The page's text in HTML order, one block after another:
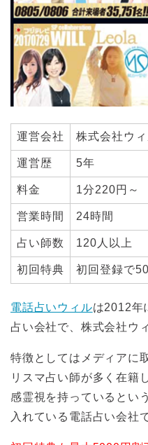
運営会社 株式会社ウ
運営歴 5年
料金 1分220円～
営業時間 24時間
占い師数 120人以上
初回特典 初回登録で
電話占いウィルは2012年
占い会社で、株式会社ウ
特徴としてはメディアに
リスマ占い師が多く在籍
感霊視を持っているとい
入れている電話占い会社